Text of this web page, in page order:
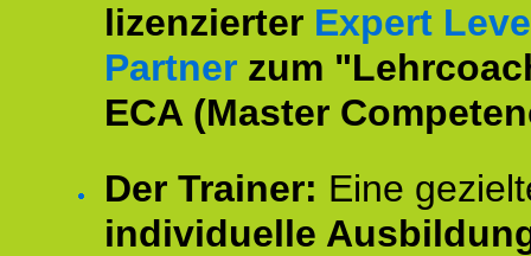
lizenzierter Expert
Partner zum
ECA (Master
Der Trainer: Eine
individuelle